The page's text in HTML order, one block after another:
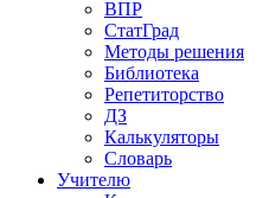
ВПР
СтатГрад
Методы решения
Библиотека
Репетиторство
ДЗ
Калькуляторы
Словарь
Учителю